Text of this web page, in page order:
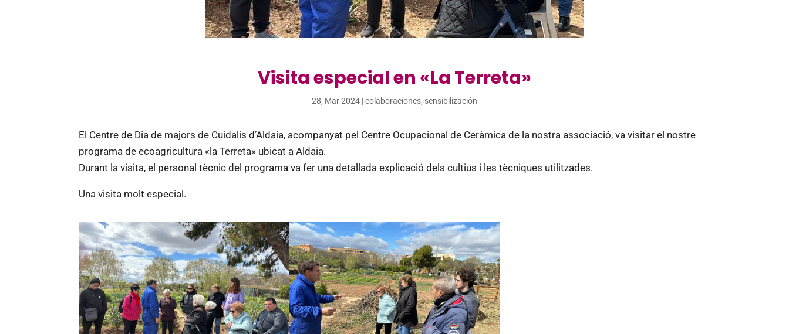
Visita especial en «La Terreta»
28, Mar 2024 |colaboraciones, sensibilización
El Centre de Dia de majors de Cuidalis d’Aldaia, acompanyat pel Centre Ocupacional de Ceràmica de la nostra associació, va visitar el nostre
programa de ecoagricultura «la Terreta» ubicat a Aldaia.
Durant la visita, el personal tècnic del programa va fer una detallada explicació dels cultius i les tècniques utilitzades.
Una visita molt especial.